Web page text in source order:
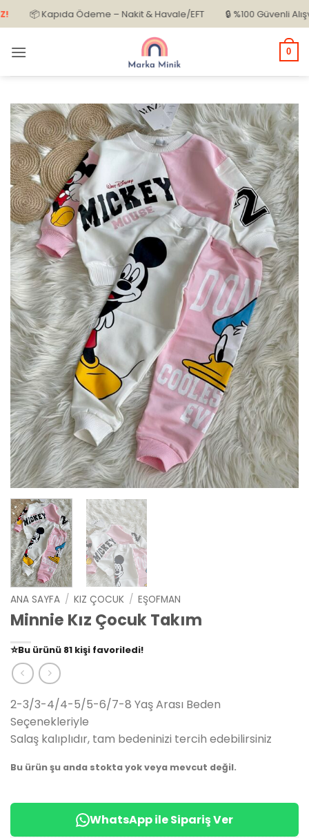
İçeriğe
atla
📦 Kapıda Ödeme – Nakit & Havale/EFT 🔒 %100 Güvenli Alışveriş
0
ANA SAYFA / KIZ ÇOCUK / EŞOFMAN
Minnie Kız Çocuk Takım
⭐️Bu ürünü 81 kişi favoriledi!
🛒39 kişisepetine ekledi!
✅ Bugün 14 adet
2-3/3-4/4-5/5-6/7-8 Yaş Arası Beden
Seçenekleriyle
Salaş kalıplıdır, tam bedeninizi tercih edebilirsiniz
Bu ürün şu anda stokta yok veya mevcut değil.
WhatsApp ile Sipariş Ver